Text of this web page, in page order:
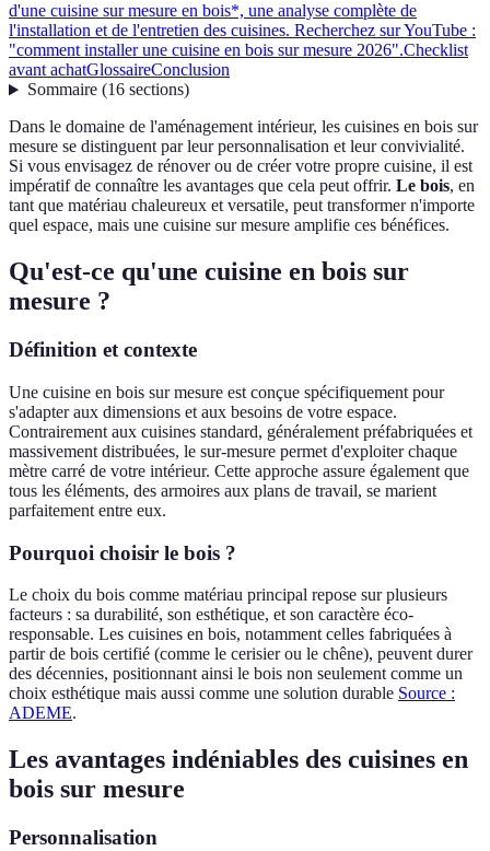
d'une cuisine sur mesure en bois*, une analyse complète de
l'installation et de l'entretien des cuisines. Recherchez sur YouTube :
"comment installer une cuisine en bois sur mesure 2026".Checklist
avant achatGlossaireConclusion
Sommaire(16 sections)
Dans le domaine de l'aménagement intérieur, les cuisines en bois sur
mesure se distinguent par leur personnalisation et leur convivialité.
Si vous envisagez de rénover ou de créer votre propre cuisine, il est
impératif de connaître les avantages que cela peut offrir. Le bois, en
tant que matériau chaleureux et versatile, peut transformer n'importe
quel espace, mais une cuisine sur mesure amplifie ces bénéfices.
Qu'est-ce qu'une cuisine en bois sur
mesure ?
Définition et contexte
Une cuisine en bois sur mesure est conçue spécifiquement pour
s'adapter aux dimensions et aux besoins de votre espace.
Contrairement aux cuisines standard, généralement préfabriquées et
massivement distribuées, le sur-mesure permet d'exploiter chaque
mètre carré de votre intérieur. Cette approche assure également que
tous les éléments, des armoires aux plans de travail, se marient
parfaitement entre eux.
Pourquoi choisir le bois ?
Le choix du bois comme matériau principal repose sur plusieurs
facteurs : sa durabilité, son esthétique, et son caractère éco-
responsable. Les cuisines en bois, notamment celles fabriquées à
partir de bois certifié (comme le cerisier ou le chêne), peuvent durer
des décennies, positionnant ainsi le bois non seulement comme un
choix esthétique mais aussi comme une solution durable Source :
ADEME.
Les avantages indéniables des cuisines en
bois sur mesure
Personnalisation